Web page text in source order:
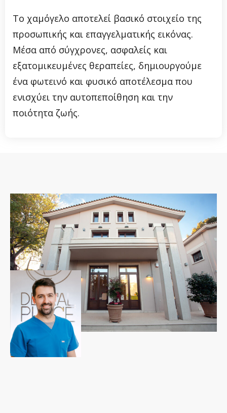
Το χαμόγελο αποτελεί βασικό στοιχείο της
προσωπικής και επαγγελματικής εικόνας.
Μέσα από σύγχρονες, ασφαλείς και
εξατομικευμένες θεραπείες, δημιουργούμε
ένα φωτεινό και φυσικό αποτέλεσμα που
ενισχύει την αυτοπεποίθηση και την
ποιότητα ζωής.